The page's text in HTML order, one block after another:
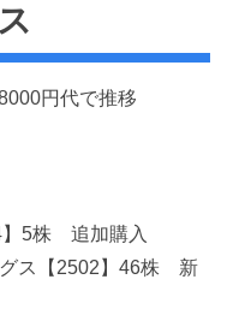
円代で推移
】5株 追加購入
グス【2502】46株 新